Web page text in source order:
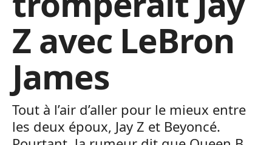
Z avec LeBron
James
Tout à l’air d’aller pour le mieux entre
les deux époux, Jay Z et Beyoncé.